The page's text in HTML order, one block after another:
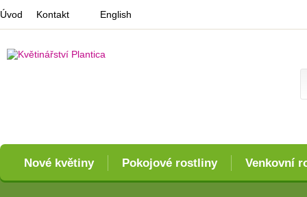
Nové květiny Pokojové rostliny Venkovní
Úvod Kontakt English